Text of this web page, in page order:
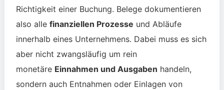
Richtigkeit einer Buchung. Belege dokumentieren
also alle finanziellen Prozesse und Abläufe
innerhalb eines Unternehmens. Dabei muss es sich
aber nicht zwangsläufig um rein
monetäre Einnahmen und Ausgaben handeln,
sondern auch Entnahmen oder Einlagen von